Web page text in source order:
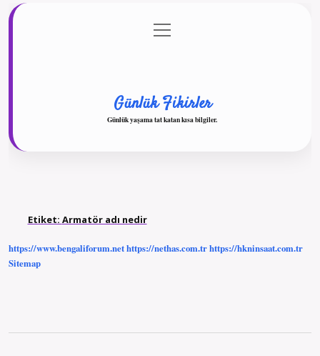
Gizlilik Politikası
menüyü
aç
Günlük Fikirler
Günlük yaşama tat katan kısa bilgiler.
Etiket: Armatör adı nedir
https://www.bengaliforum.nethttps://nethas.com.trhttps://hkninsaat.com.tr
Sitemap